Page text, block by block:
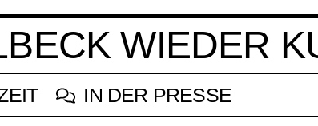
WIEDER
IN DER PRESSE